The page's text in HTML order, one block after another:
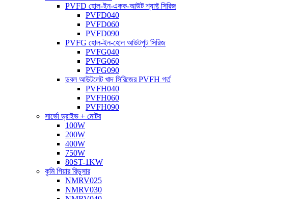
PVFD হোল-ইন-একক-আউট শ্যাফ্ট সিরিজ
PVFD040
PVFD060
PVFD090
PVFG হোল-ইন-হোল আউটপুট সিরিজ
PVFG040
PVFG060
PVFG090
ডবল আউটলেট খাদ সিরিজের PVFH গর্ত
PVFH040
PVFH060
PVFH090
সার্ভো ড্রাইভ + মোটর
100W
200W
400W
750W
80ST-1KW
কৃমি গিয়ার রিডুসার
NMRV025
NMRV030